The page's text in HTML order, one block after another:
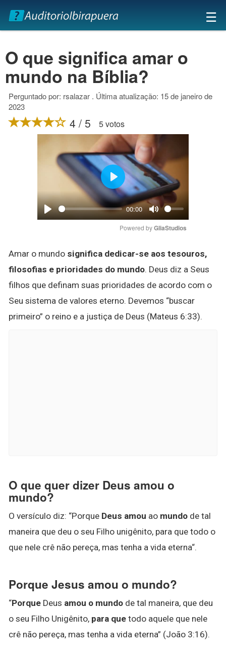
×
☰
O que significa amar o
mundo na Bíblia?
Perguntado por: rsalazar . Última atualização: 15 de janeiro de
2023
4 / 5 5 votos
Play
00:00
Mute
Play
Powered by GliaStudios
Amar o mundo significa dedicar-se aos tesouros,
filosofias e prioridades do mundo. Deus diz a Seus
filhos que definam suas prioridades de acordo com o
Seu sistema de valores eterno. Devemos “buscar
primeiro” o reino e a justiça de Deus (Mateus 6:33).
O que quer dizer Deus amou o
mundo?
O versículo diz: “Porque Deus amou ao mundo de tal
maneira que deu o seu Filho unigênito, para que todo o
que nele crê não pereça, mas tenha a vida eterna“.
Porque Jesus amou o mundo?
“Porque Deus amou o mundo de tal maneira, que deu
o seu Filho Unigênito, para que todo aquele que nele
crê não pereça, mas tenha a vida eterna” (João 3:16).